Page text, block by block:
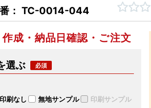
： TC-0014-044
成・納品日確認・ご注文
選ぶ
印刷なし 無地サンプル 印刷サンプル